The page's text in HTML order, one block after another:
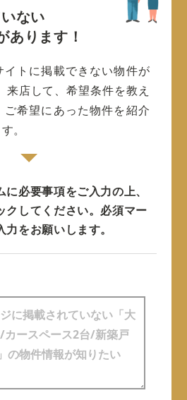
ない
あります！
トに掲載できない物件が
来店して、希望条件を教え
ご希望にあった物件を紹介
。
必要事項をご入力の上、
してください。 必須マー
をお願いします。